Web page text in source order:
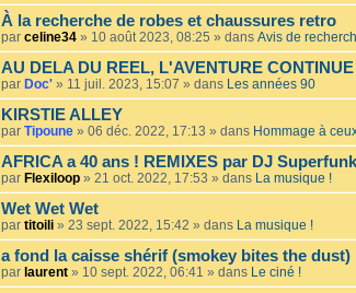
À la recherche de robes et chaussures retro
par celine34 » 10 août 2023, 08:25 » dans Avis de
AU DELA DU REEL, L'AVENTURE CONTINUE
par Doc' » 11 juil. 2023, 15:07 » dans Les années 90
KIRSTIE ALLEY
par Tipoune » 06 déc. 2022, 17:13 » dans Hommage à
AFRICA a 40 ans ! REMIXES par DJ
par Flexiloop » 21 oct. 2022, 17:53 » dans La musique !
Wet Wet Wet
par titoili » 23 sept. 2022, 15:42 » dans La musique !
a fond la caisse shérif (smokey bites the dust)
par laurent » 10 sept. 2022, 06:41 » dans Le ciné !